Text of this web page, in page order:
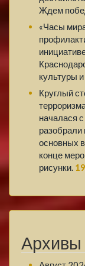
Ждем
«Часы
культуры
Круглый
началася
разобрали
основных
конце
рисунки.
Архивы